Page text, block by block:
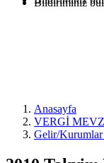
Bildiriminiz
Anasayfa
VERGİ
Gelir/Kurumlar